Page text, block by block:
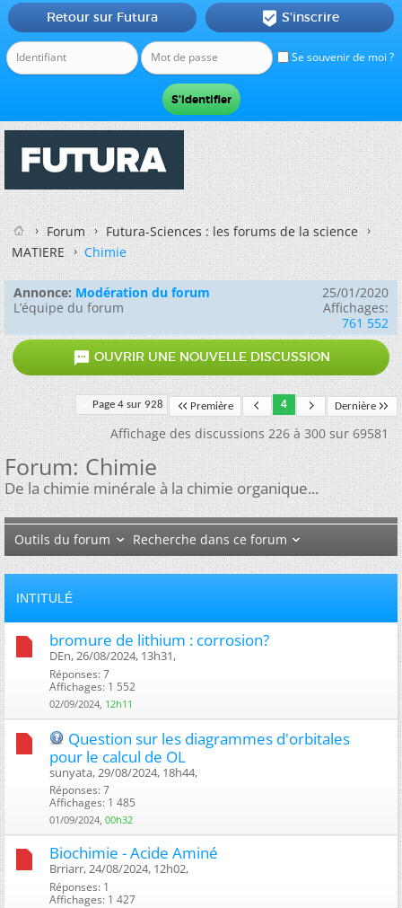
Se souvenir de moi ?
Retour sur Futura  S'inscrire
Forum
Futura-Sciences : les forums de la science
MATIERE
Chimie
Annonce: Modération du forum
L’équipe du forum
25/01/2020
Affichages:
761 552
 OUVRIR UNE NOUVELLE DISCUSSION
Page 4 sur 928 Première 4 Dernière
Affichage des discussions 226 à 300 sur 69581
Forum:Chimie
De la chimie minérale à la chimie organique...
Outils du forum Recherche dans ce forum
INTITULÉ
bromure de lithium : corrosion?
DEn, 26/08/2024, 13h31, ‎
Réponses: 7
Affichages: 1 552
02/09/2024, 12h11
Question sur les diagrammes d'orbitales
pour le calcul de OL
sunyata, 29/08/2024, 18h44, ‎
Réponses: 7
Affichages: 1 485
01/09/2024, 00h32
Biochimie - Acide Aminé
Brriarr, 24/08/2024, 12h02, ‎
Réponses: 1
Affichages: 1 427